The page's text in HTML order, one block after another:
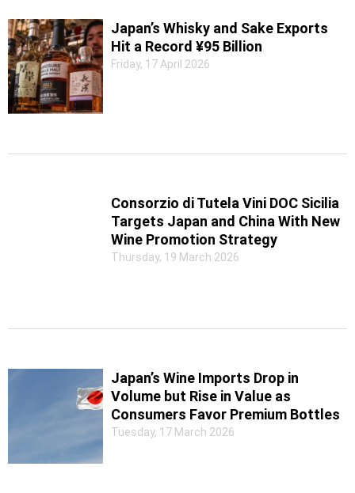
Japan’s Whisky and Sake Exports
Hit a Record ¥95 Billion
Friday, 17 April 2026
Consorzio di Tutela Vini DOC Sicilia
Targets Japan and China With New
Wine Promotion Strategy
Thursday, 19 March 2026
Japan’s Wine Imports Drop in
Volume but Rise in Value as
Consumers Favor Premium Bottles
Tuesday, 17 March 2026